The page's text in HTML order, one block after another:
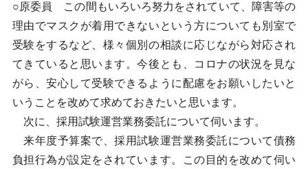
○原委員 この間もいろいろ努力をされていて、障害等の
理由でマスクが着用できないという方についても別室で
受験をするなど、様々個別の相談に応じながら対応され
てきていると思います。今後とも、コロナの状況を見な
がら、安心して受験できるように配慮をお願いしたいと
いうことを改めて求めておきたいと思います。
次に、採用試験運営業務委託について伺います。
来年度予算案で、採用試験運営業務委託について債務
負担行為が設定をされています。この目的を改めて伺い